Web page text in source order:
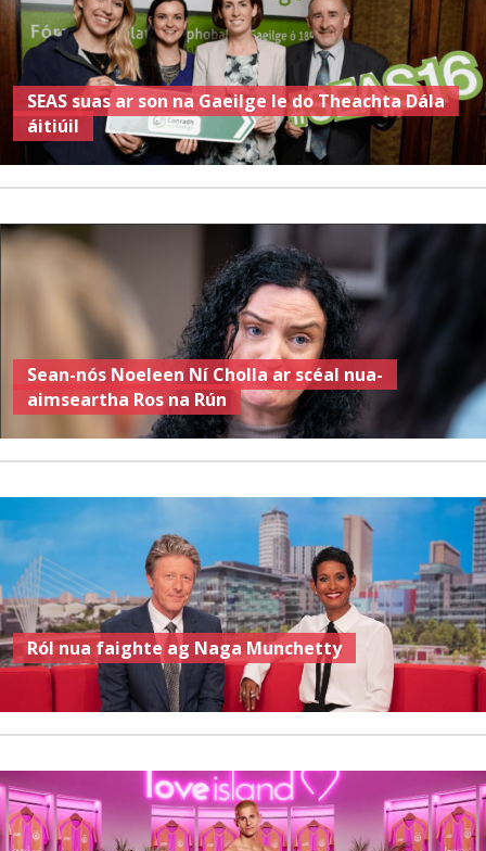
SEAS suas ar son na Gaeilge le do Theachta Dála
áitiúil
Sean-nós Noeleen Ní Cholla ar scéal nua-
aimseartha Ros na Rún
Ról nua faighte ag Naga Munchetty